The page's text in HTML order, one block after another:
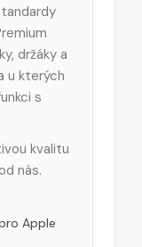
držáky a
u kterých
s
kvalitu
nás.
Apple